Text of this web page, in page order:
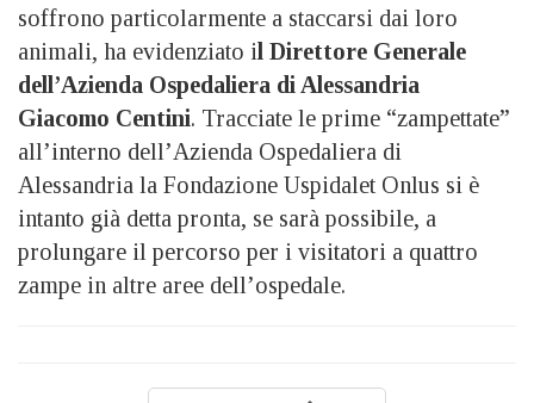
soffrono particolarmente a staccarsi dai loro
animali, ha evidenziato il Direttore Generale
dell’Azienda Ospedaliera di Alessandria
Giacomo Centini. Tracciate le prime “zampettate”
all’interno dell’Azienda Ospedaliera di
Alessandria la Fondazione Uspidalet Onlus si è
intanto già detta pronta, se sarà possibile, a
prolungare il percorso per i visitatori a quattro
zampe in altre aree dell’ospedale.